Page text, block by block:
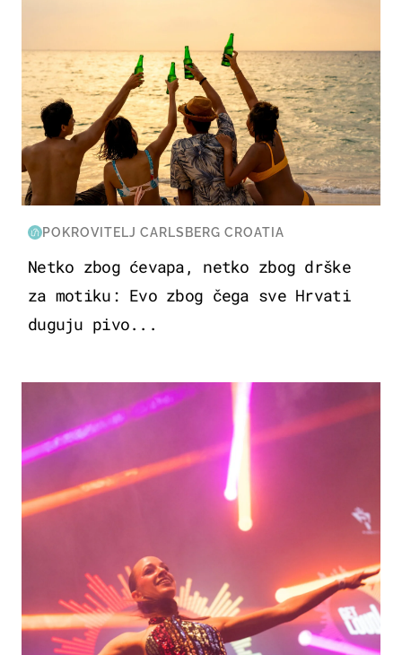
POKROVITELJ CARLSBERG CROATIA
Netko zbog ćevapa, netko zbog drške
za motiku: Evo zbog čega sve Hrvati
duguju pivo...
KULTURA & ZABAVA